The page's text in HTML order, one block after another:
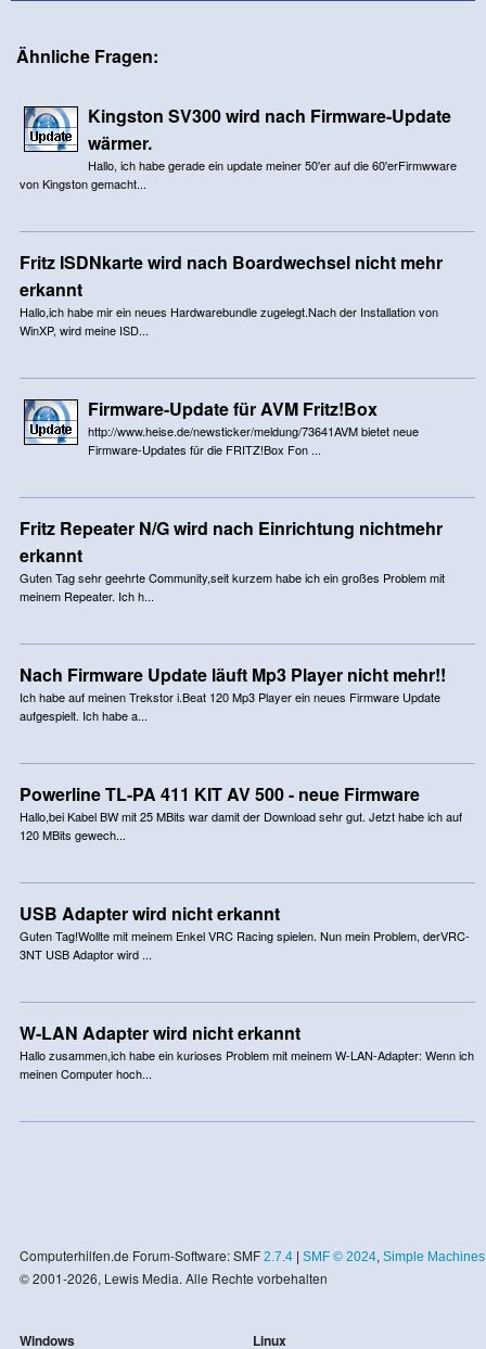
Ähnliche Fragen:
Kingston SV300 wird nach Firmware-Update
wärmer.
Hallo, ich habe gerade ein update meiner 50'er auf die 60'erFirmwware
von Kingston gemacht...
Fritz ISDNkarte wird nach Boardwechsel nicht mehr
erkannt
Hallo,ich habe mir ein neues Hardwarebundle zugelegt.Nach der Installation von
WinXP, wird meine ISD...
Firmware-Update für AVM Fritz!Box
http://www.heise.de/newsticker/meldung/73641AVM bietet neue
Firmware-Updates für die FRITZ!Box Fon ...
Fritz Repeater N/G wird nach Einrichtung nichtmehr
erkannt
Guten Tag sehr geehrte Community,seit kurzem habe ich ein großes Problem mit
meinem Repeater. Ich h...
Nach Firmware Update läuft Mp3 Player nicht mehr!!
Ich habe auf meinen Trekstor i.Beat 120 Mp3 Player ein neues Firmware Update
aufgespielt. Ich habe a...
Powerline TL-PA 411 KIT AV 500 - neue Firmware
Hallo,bei Kabel BW mit 25 MBits war damit der Download sehr gut. Jetzt habe ich auf
120 MBits gewech...
USB Adapter wird nicht erkannt
Guten Tag!Wollte mit meinem Enkel VRC Racing spielen. Nun mein Problem, derVRC-
3NT USB Adaptor wird ...
W-LAN Adapter wird nicht erkannt
Hallo zusammen,ich habe ein kurioses Problem mit meinem W-LAN-Adapter: Wenn ich
meinen Computer hoch...
Computerhilfen.de Forum-Software: SMF 2.7.4| SMF © 2024, Simple Machines
© 2001-2026, Lewis Media. Alle Rechte vorbehalten
Windows Linux